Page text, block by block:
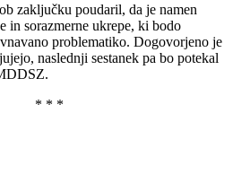
zaključku poudaril, da je namen
in sorazmerne ukrepe, ki bodo
problematiko. Dogovorjeno je
naslednji sestanek pa bo potekal
* * *